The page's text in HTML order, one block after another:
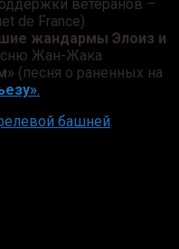
ветеранов –
de France).
жандармы Элоиз и
Жан-Жака
(песня о раненных на
.
башней: